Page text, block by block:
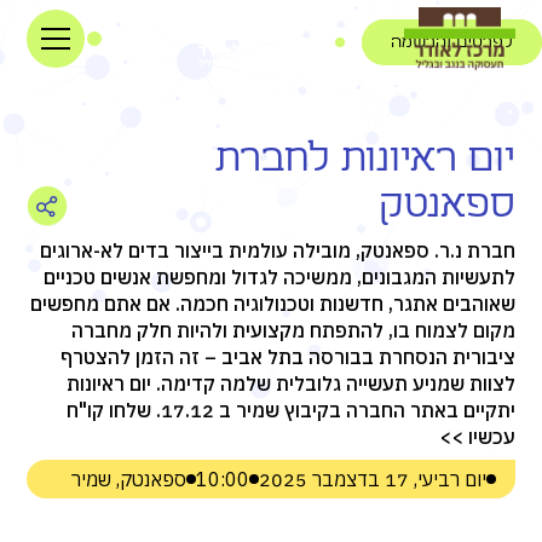
לפרטים והרשמה
יום ראיונות לחברת
ספאנטק
חברת נ.ר. ספאנטק, מובילה עולמית בייצור בדים לא-ארוגים
לתעשיות המגבונים, ממשיכה לגדול ומחפשת אנשים טכניים
שאוהבים אתגר, חדשנות וטכנולוגיה חכמה. אם אתם מחפשים
מקום לצמוח בו, להתפתח מקצועית ולהיות חלק מחברה
ציבורית הנסחרת בבורסה בתל אביב – זה הזמן להצטרף
לצוות שמניע תעשייה גלובלית שלמה קדימה. יום ראיונות
יתקיים באתר החברה בקיבוץ שמיר ב 17.12. שלחו קו"ח
עכשיו >>
יום רביעי, 17 בדצמבר 2025
10:00 ספאנטק, שמיר